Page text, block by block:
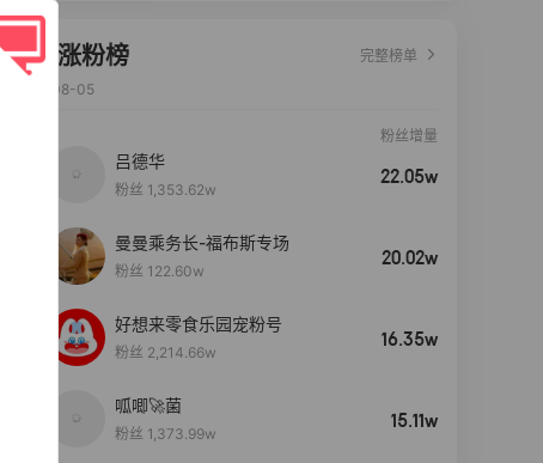
达人涨粉榜
完整榜单
2026-08-05
粉丝增量
吕德华
粉丝 1,353.62w
22.05w
曼曼乘务长-福布斯专场
粉丝 122.60w
20.02w
好想来零食乐园宠粉号
粉丝 2,214.66w
16.35w
呱唧🚀菌
粉丝 1,373.99w
15.11w